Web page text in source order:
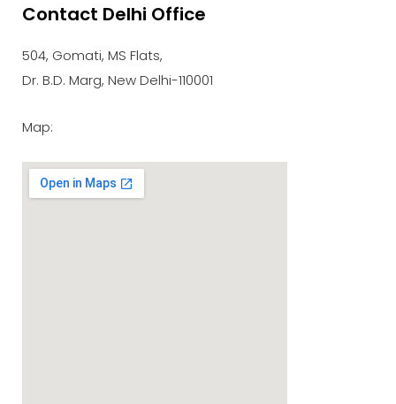
Contact Delhi Office
504, Gomati, MS Flats,
Dr. B.D. Marg, New Delhi-110001
Map: